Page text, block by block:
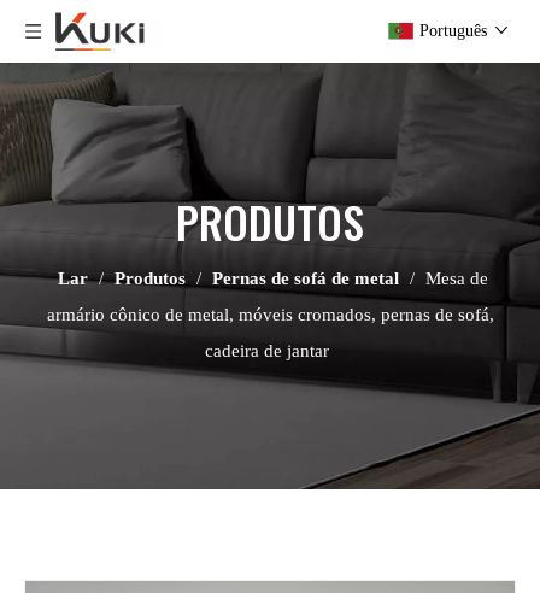
Português
PRODUTOS
Lar / Produtos / Pernas de sofá de metal / Mesa de
armário cônico de metal, móveis cromados, pernas de sofá,
cadeira de jantar